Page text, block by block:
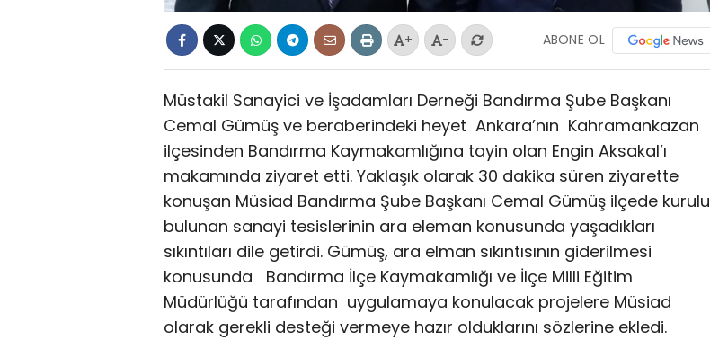
+ - ABONE OL
Müstakil Sanayici ve İşadamları Derneği Bandırma Şube Başkanı
Cemal Gümüş ve beraberindeki heyet Ankara’nın Kahramankazan
ilçesinden Bandırma Kaymakamlığına tayin olan Engin Aksakal’ı
makamında ziyaret etti. Yaklaşık olarak 30 dakika süren ziyarette
konuşan Müsiad Bandırma Şube Başkanı Cemal Gümüş ilçede kurulu
bulunan sanayi tesislerinin ara eleman konusunda yaşadıkları
sıkıntıları dile getirdi. Gümüş, ara elman sıkıntısının giderilmesi
konusunda Bandırma İlçe Kaymakamlığı ve İlçe Milli Eğitim
Müdürlüğü tarafından uygulamaya konulacak projelere Müsiad
olarak gerekli desteği vermeye hazır olduklarını sözlerine ekledi.